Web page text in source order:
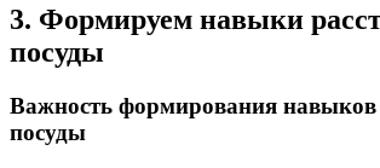
3. Формируем навыки
посуды
Важность формирования навыков
посуды